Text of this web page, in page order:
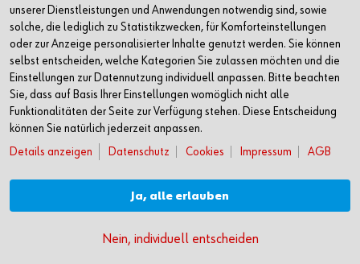
Würth Industrie Service GmbH & Co. KG
Industriepark Würth, Drillberg
97980 Bad Mergentheim
Deutschland
T +49 7931 91-0
F +49 7931 91-4000
info@wuerth-industrie.com
Sie finden uns auch in einer unserer:
Gesellschaften in über 40 Ländern.
unserer Dienstleistungen und Anwendungen notwendig sind, sowie
solche, die lediglich zu Statistikzwecken, für Komforteinstellungen
oder zur Anzeige personalisierter Inhalte genutzt werden. Sie können
selbst entscheiden, welche Kategorien Sie zulassen möchten und die
Einstellungen zur Datennutzung individuell anpassen. Bitte beachten
Sie, dass auf Basis Ihrer Einstellungen womöglich nicht alle
Funktionalitäten der Seite zur Verfügung stehen. Diese Entscheidung
können Sie natürlich jederzeit anpassen.
Details anzeigen
Datenschutz Cookies Impressum AGB
Ja, alle erlauben
Nein, individuell entscheiden